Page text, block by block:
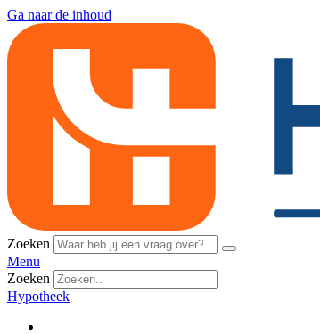
Ga naar de inhoud
Zoeken
Menu
Zoeken
Hypotheek